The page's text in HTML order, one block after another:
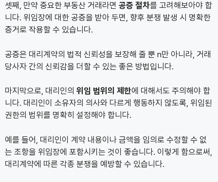
셋째, 만약 중요한 부동산 거래라면 공증 절차를 고려해보아야 합
니다. 위임장에 대한 공증을 받아 두면, 향후 분쟁 발생 시 명확한
증거로 작용할 수 있습니다.
공증은 대리계약의 법적 신뢰성을 보장해 줄 뿐 n만 아니라, 거래
당사자 간의 신뢰감을 더할 수 있는 좋은 방법입니다.
마지막으로, 대리인의 위임 범위의 제한에 대해서도 주의해야 합
니다. 대리인이 소유자의 의사와 다르게 행동하지 않도록, 위임된
권한의 범위를 명확히 설정해야 합니다.
예를 들어, 대리인이 계약 내용이나 금액을 임의로 수정할 수 없
는 조항을 위임장에 포함시키는 것이 좋습니다. 이렇게 함으로써,
대리계약에 따른 각종 분쟁을 예방할 수 있습니다.